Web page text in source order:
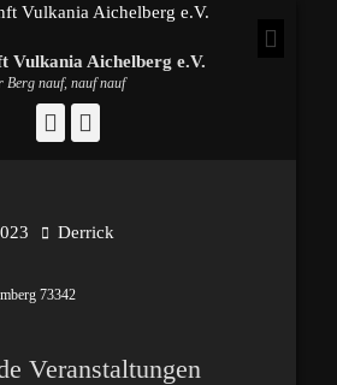
Vulkania Aichelberg e.V.
Berg nauf, nauf nauf
Facebook
AutorDerrick
73342
Veranstaltungen